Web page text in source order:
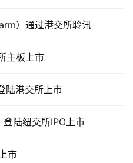
）通过港交所聆讯
主板上市
陆港交所上市
陆纽交所IPO上市
市